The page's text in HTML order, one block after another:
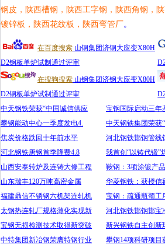
钢皮，陕西槽钢，陕西工字钢，陕西角钢，
镀锌板，陕西花纹板，陕西弯管厂。
在百度搜索 山钢集团济钢大应变X80H
D2钢板单炉试制通过评审
在搜狗搜索 山钢集团济钢大应变X80H
D2钢板单炉试制通过评审
中天钢铁荣获“中国诚信供应
攀钢能动中心一季度发电4.
焦炭价格跌回十年前水平
河北钢铁唐钢首季降费4.8
山西安泰转炉及连铸大修工程
山东瑞丰120万吨高密金属
福建鼎信不锈钢六机架连轧机
太钢热连轧厂规格薄化实现新
宝钢无损检测技术取得新突破
中特集团新冶钢荣膺特钢行业
宝钢国际启动三年
中天钢铁集团荣获
河北钢铁邯钢管线
我首创“以铸代锻”
鞍钢：3项涂镀产
华菱钢铁：获授信
宝钢：疏通瓶颈工
河北钢铁邯钢邯宝
新兴钢铁自主创新
攀钢14项科研项目